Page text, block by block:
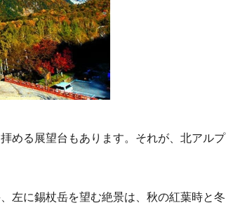
める展望台もあります。それが、北アルプ
左に錫杖岳を望む絶景は、秋の紅葉時と冬